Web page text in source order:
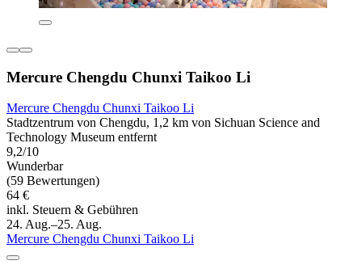
Mercure Chengdu Chunxi Taikoo Li
Mercure Chengdu Chunxi Taikoo Li
Stadtzentrum von Chengdu, 1,2 km von Sichuan Science and
Technology Museum entfernt
9,2/10
Wunderbar
(59 Bewertungen)
64 €
inkl. Steuern & Gebühren
24. Aug.–25. Aug.
Mercure Chengdu Chunxi Taikoo Li